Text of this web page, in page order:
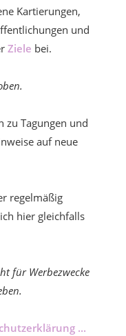
Kartierungen,
und
Ziele bei.
Tagungen und
auf neue
regelmäßig
hier gleichfalls
für Werbezwecke
...